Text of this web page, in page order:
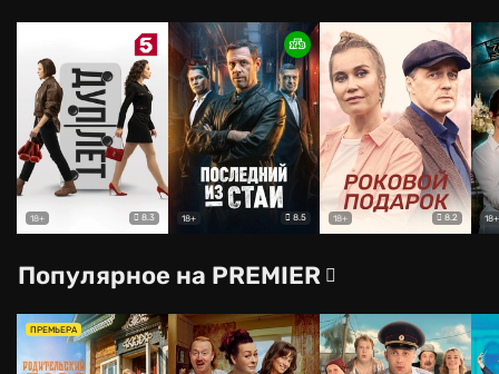
18+ 8.3 18+ 8.5 18+ 8.2 18+
Популярное на PREMIER
ПРЕМЬЕРА